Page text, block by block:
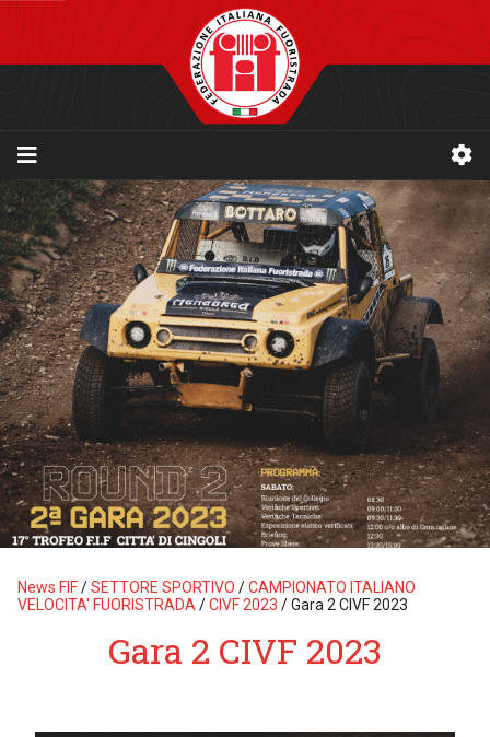
News FIF/SETTORE SPORTIVO /CAMPIONATO ITALIANO
VELOCITA' FUORISTRADA /CIVF 2023 /Gara 2 CIVF 2023
Gara 2 CIVF 2023